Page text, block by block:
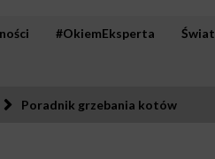
#OkiemEksperta Świat
Poradnik grzebania kotów